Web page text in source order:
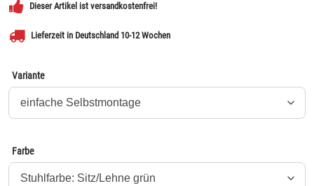
Dieser Artikel ist versandkostenfrei!
Lieferzeit in Deutschland 10-12 Wochen
Variante
Farbe